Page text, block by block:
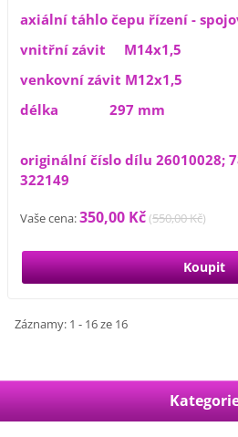
axiální táhlo čepu řízení -
vnitřní závit M14x1,5
venkovní závit M12x1,5
délka 297 mm
originální číslo dílu 26010028;
322149
Vaše cena:350,00 Kč(550,00 Kč)
Záznamy: 1 - 16 ze 16